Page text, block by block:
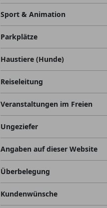
Sport & Animation
Parkplätze
Haustiere (Hunde)
Reiseleitung
Veranstaltungen im Freien
Ungeziefer
Angaben auf dieser Website
Überbelegung
Kundenwünsche